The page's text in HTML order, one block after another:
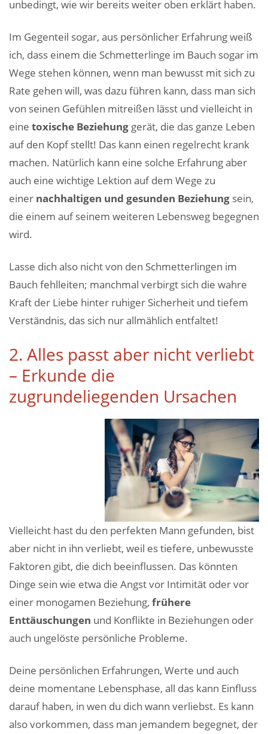
unbedingt, wie wir bereits weiter oben erklärt haben.
Im Gegenteil sogar, aus persönlicher Erfahrung weiß
ich, dass einem die Schmetterlinge im Bauch sogar im
Wege stehen können, wenn man bewusst mit sich zu
Rate gehen will, was dazu führen kann, dass man sich
von seinen Gefühlen mitreißen lässt und vielleicht in
eine toxische Beziehung gerät, die das ganze Leben
auf den Kopf stellt! Das kann einen regelrecht krank
machen. Natürlich kann eine solche Erfahrung aber
auch eine wichtige Lektion auf dem Wege zu
einer nachhaltigen und gesunden Beziehung sein,
die einem auf seinem weiteren Lebensweg begegnen
wird.
Lasse dich also nicht von den Schmetterlingen im
Bauch fehlleiten; manchmal verbirgt sich die wahre
Kraft der Liebe hinter ruhiger Sicherheit und tiefem
Verständnis, das sich nur allmählich entfaltet!
2. Alles passt aber nicht verliebt
– Erkunde die
zugrundeliegenden Ursachen
Vielleicht hast du den perfekten Mann gefunden, bist
aber nicht in ihn verliebt, weil es tiefere, unbewusste
Faktoren gibt, die dich beeinflussen. Das könnten
Dinge sein wie etwa die Angst vor Intimität oder vor
einer monogamen Beziehung, frühere
Enttäuschungen und Konflikte in Beziehungen oder
auch ungelöste persönliche Probleme.
Deine persönlichen Erfahrungen, Werte und auch
deine momentane Lebensphase, all das kann Einfluss
darauf haben, in wen du dich wann verliebst. Es kann
also vorkommen, dass man jemandem begegnet, der